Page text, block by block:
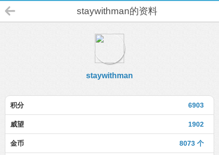
staywithman的资料
staywithman
6903
积分
1902
威望
8073 个
金币